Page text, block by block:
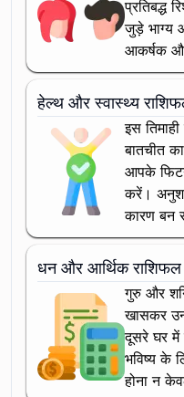
प्रतिबद्ध
जुड़े भाग्य
आकर्षक
हेल्थ और स्वास्थ्य
इस
बातचीत
आपके
करें।
कारण बन
धन और आर्थिक राशिफल
गुरु और
खासकर
दूसरे घर में
भविष्य के
होना न